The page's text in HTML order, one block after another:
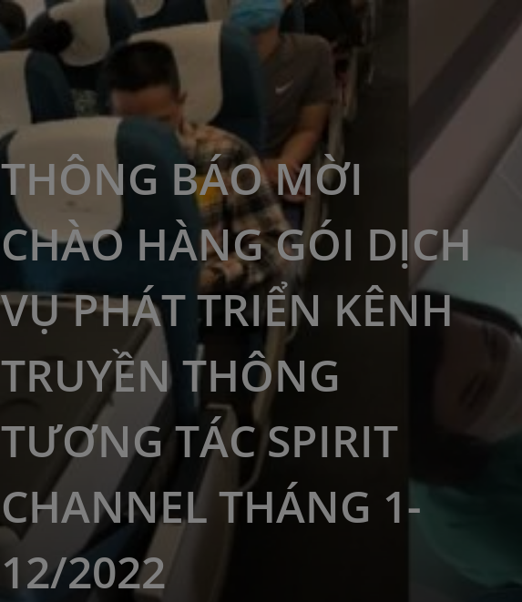
THÔNG BÁO MỜI
CHÀO HÀNG GÓI DỊCH
VỤ PHÁT TRIỂN KÊNH
TRUYỀN THÔNG
TƯƠNG TÁC SPIRIT
CHANNEL THÁNG 1-
12/2022